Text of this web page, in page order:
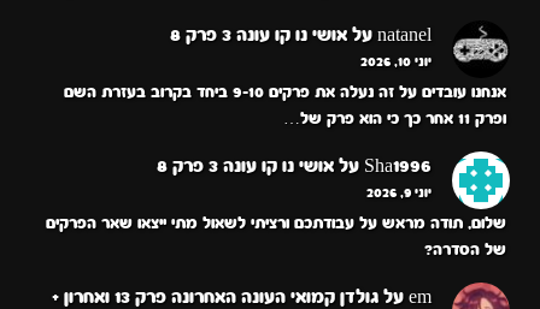
natanel על אושי נו קו עונה 3 פרק 8
יוני 10, 2026
אנחנו עובדים על זה נעלה את פרקים 9-10 ביחד בקרוב בעזרת השם
ופרק 11 אחר כך כי הוא פרק של…
Sha1996 על אושי נו קו עונה 3 פרק 8
יוני 9, 2026
שלום, תודה מראש על עבודתכם ורציתי לשאול מתי ייצאו שאר הפרקים
של הסדרה?
em על גולדן קמואי העונה האחרונה פרק 13 ואחרון +